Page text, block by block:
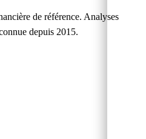
de référence. Analyses
depuis 2015.